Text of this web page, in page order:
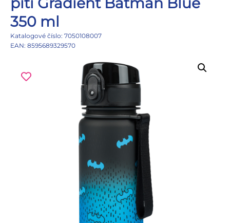
350 ml
Katalogové číslo: 7050108007
EAN: 8595689329570